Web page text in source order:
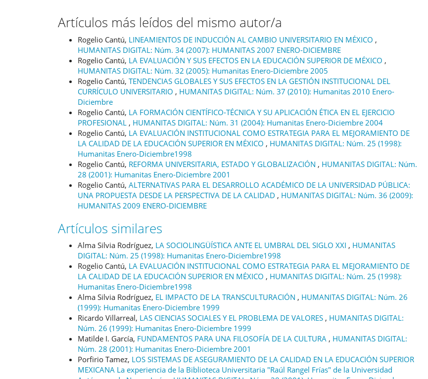
Artículos más leídos del mismo autor/a
Rogelio Cantú, LINEAMIENTOS DE INDUCCIÓN AL CAMBIO UNIVERSITARIO EN MÉXICO ,
HUMANITAS DIGITAL: Núm. 34 (2007): HUMANITAS 2007 ENERO-DICIEMBRE
Rogelio Cantú, LA EVALUACIÓN Y SUS EFECTOS EN LA EDUCACIÓN SUPERIOR DE MÉXICO ,
HUMANITAS DIGITAL: Núm. 32 (2005): Humanitas Enero-Diciembre 2005
Rogelio Cantú, TENDENCIAS GLOBALES Y SUS EFECTOS EN LA GESTIÓN INSTITUCIONAL DEL
CURRÍCULO UNIVERSITARIO , HUMANITAS DIGITAL: Núm. 37 (2010): Humanitas 2010 Enero-
Diciembre
Rogelio Cantú, LA FORMACIÓN CIENTÍFICO-TÉCNICA Y SU APLICACIÓN ÉTICA EN EL EJERCICIO
PROFESIONAL , HUMANITAS DIGITAL: Núm. 31 (2004): Humanitas Enero-Diciembre 2004
Rogelio Cantú, LA EVALUACIÓN INSTITUCIONAL COMO ESTRATEGIA PARA EL MEJORAMIENTO DE
LA CALIDAD DE LA EDUCACIÓN SUPERIOR EN MÉXICO , HUMANITAS DIGITAL: Núm. 25 (1998):
Humanitas Enero-Diciembre1998
Rogelio Cantú, REFORMA UNIVERSITARIA, ESTADO Y GLOBALIZACIÓN , HUMANITAS DIGITAL: Núm.
28 (2001): Humanitas Enero-Diciembre 2001
Rogelio Cantú, ALTERNATIVAS PARA EL DESARROLLO ACADÉMICO DE LA UNIVERSIDAD PÚBLICA:
UNA PROPUESTA DESDE LA PERSPECTIVA DE LA CALIDAD , HUMANITAS DIGITAL: Núm. 36 (2009):
HUMANITAS 2009 ENERO-DICIEMBRE
Artículos similares
Alma Silvia Rodríguez, LA SOCIOLINGÜÍSTICA ANTE EL UMBRAL DEL SIGLO XXI , HUMANITAS
DIGITAL: Núm. 25 (1998): Humanitas Enero-Diciembre1998
Rogelio Cantú, LA EVALUACIÓN INSTITUCIONAL COMO ESTRATEGIA PARA EL MEJORAMIENTO DE
LA CALIDAD DE LA EDUCACIÓN SUPERIOR EN MÉXICO , HUMANITAS DIGITAL: Núm. 25 (1998):
Humanitas Enero-Diciembre1998
Alma Silvia Rodríguez, EL IMPACTO DE LA TRANSCULTURACIÓN , HUMANITAS DIGITAL: Núm. 26
(1999): Humanitas Enero-Diciembre 1999
Ricardo Villarreal, LAS CIENCIAS SOCIALES Y EL PROBLEMA DE VALORES , HUMANITAS DIGITAL:
Núm. 26 (1999): Humanitas Enero-Diciembre 1999
Matilde I. García, FUNDAMENTOS PARA UNA FILOSOFÍA DE LA CULTURA , HUMANITAS DIGITAL:
Núm. 28 (2001): Humanitas Enero-Diciembre 2001
Porfirio Tamez, LOS SISTEMAS DE ASEGURAMIENTO DE LA CALIDAD EN LA EDUCACIÓN SUPERIOR
MEXICANA La experiencia de la Biblioteca Universitaria "Raúl Rangel Frías" de la Universidad